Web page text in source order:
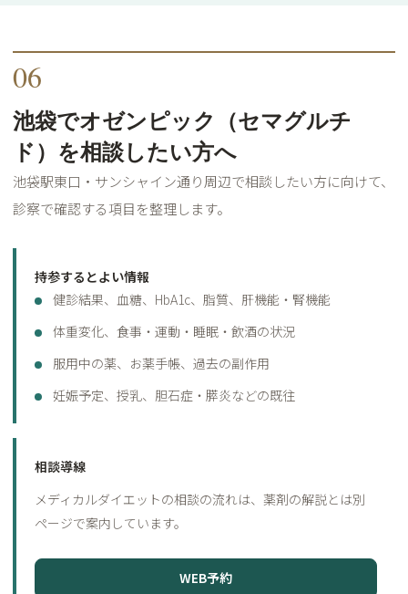
06
池袋でオゼンピック（セマグルチ
ド）を相談したい方へ
池袋駅東口・サンシャイン通り周辺で相談したい方に向けて、
診察で確認する項目を整理します。
持参するとよい情報
健診結果、血糖、HbA1c、脂質、肝機能・腎機能
体重変化、食事・運動・睡眠・飲酒の状況
服用中の薬、お薬手帳、過去の副作用
妊娠予定、授乳、胆石症・膵炎などの既往
相談導線
メディカルダイエットの相談の流れは、薬剤の解説とは別
ページで案内しています。
WEB予約